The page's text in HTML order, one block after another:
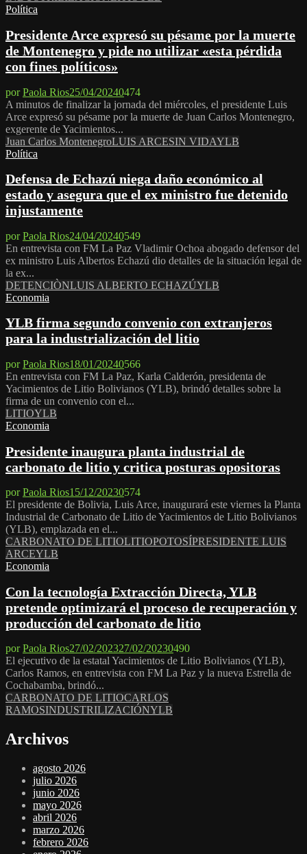
Política
Presidente Arce expresó su pésame por la muerte
de Montenegro y pide no utilizar «esta pérdida
con fines políticos»
porPaola Rios25/04/20240474
A minutos de finalizar la jornada del miércoles, el presidente Luis
Arce expresó su pésame por la muerte de Juan Carlos Montenegro,
exgerente de Yacimientos...
Juan Carlos MontenegroLUIS ARCESIN VIDAYLB
Política
Defensa de Echazú niega daño económico al
estado y asegura que el ex ministro fue detenido
injustamente
porPaola Rios24/04/20240549
En entrevista con FM La Paz Vladimir Ochoa abogado defensor del
ex ministro Luis Albertos Echazú dio detalles de la situación legal de
la ex...
DETENCIÒNLUIS ALBERTO ECHAZÚYLB
Economia
YLB firma segundo convenio con extranjeros
para la industrialización del litio
porPaola Rios18/01/20240566
En entrevista con FM La Paz, Karla Calderón, presidenta de
Yacimientos de Litio Bolivianos (YLB), brindó detalles sobre la
firma de un convenio con el...
LITIOYLB
Economia
Presidente inaugura planta industrial de
carbonato de litio y critica posturas opositoras
porPaola Rios15/12/20230574
El presidente de Bolivia, Luis Arce, inaugurará este viernes la Planta
Industrial de Carbonato de Litio de Yacimientos de Litio Bolivianos
(YLB), emplazada en el...
CARBONATO DE LITIOLITIOPOTOSÍPRESIDENTE LUIS
ARCEYLB
Economia
Con la tecnología Extracción Directa, YLB
pretende optimizará el proceso de recuperación y
producción del carbonato de litio
porPaola Rios27/02/202327/02/20230490
El ejecutivo de la estatal Yacimientos de Litio Bolivianos (YLB),
Carlos Ramos, en entrevista con FM La Paz y la nueva Estrella de
Cochabamba, brindó...
CARBONATO DE LITIOCARLOS
RAMOSINDUSTRILIZACIÓNYLB
Archivos
agosto 2026
julio 2026
junio 2026
mayo 2026
abril 2026
marzo 2026
febrero 2026